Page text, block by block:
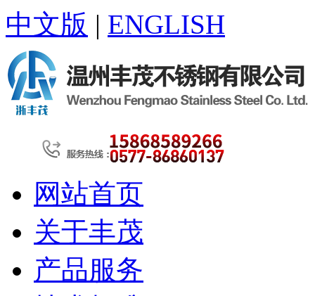
中文版 | ENGLISH
网站首页
关于丰茂
产品服务